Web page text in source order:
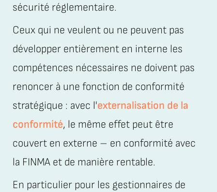
sécurité réglementaire.
Ceux qui ne veulent ou ne peuvent pas
développer entièrement en interne les
compétences nécessaires ne doivent pas
renoncer à une fonction de conformité
stratégique : avec l'externalisation de la
conformité, le même effet peut être
couvert en externe – en conformité avec
la FINMA et de manière rentable.
En particulier pour les gestionnaires de